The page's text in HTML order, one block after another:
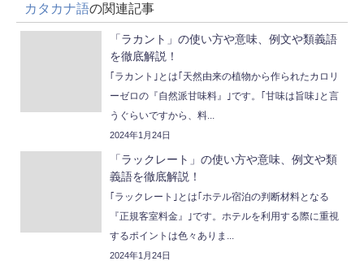
カタカナ語の関連記事
「ラカント」の使い方や意味、例文や類義語
を徹底解説！
｢ラカント｣とは｢天然由来の植物から作られたカロリ
ーゼロの『自然派甘味料』｣です。｢甘味は旨味｣と言
うぐらいですから、料...
2024年1月24日
「ラックレート」の使い方や意味、例文や類
義語を徹底解説！
｢ラックレート｣とは｢ホテル宿泊の判断材料となる
『正規客室料金』｣です。ホテルを利用する際に重視
するポイントは色々ありま...
2024年1月24日